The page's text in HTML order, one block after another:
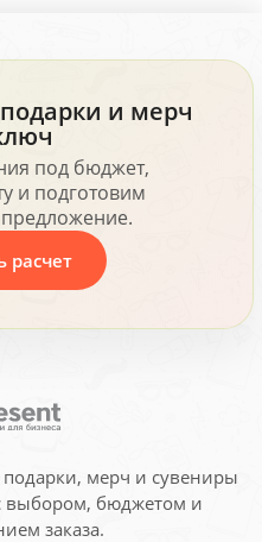
и мерч
под бюджет,
и подготовим
расчет
мерч и сувениры
выбором, бюджетом и
заказа.